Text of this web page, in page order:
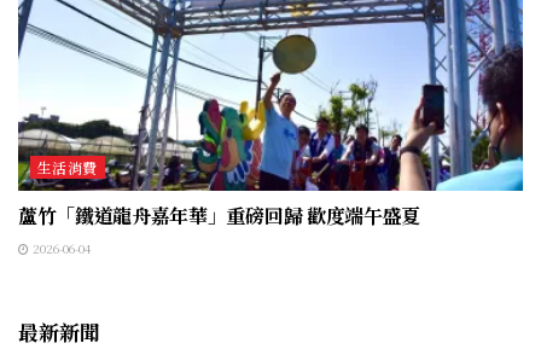
生活消費
蘆竹「鐵道龍舟嘉年華」重磅回歸 歡度端午盛夏
2026-06-04
最新新聞